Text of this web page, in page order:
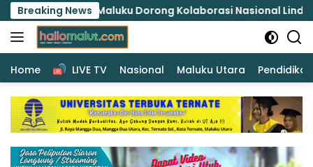
Langsung
ke
konten
Breaking News
Maluku Dorong Kolaborasi Nasional Lindungi Perempuan
Home LIVE TV Nasional Maluku Utara Pendidikan